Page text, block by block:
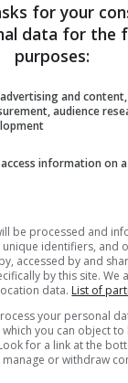
bonus
piattaforma:
Sport
VERIFICA
SNAI
Sport: fino
deposito fino a
for your
data for the
purposes:
and
audience
information on
be processed and
identifiers, and
accessed by and
by this site. We
data. List of
your personal
you can object to
for a link at the
or withdraw